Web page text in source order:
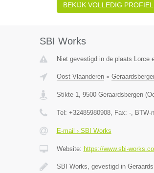
BEKIJK VOLLEDIG PROFIEL
SBI Works
Niet gevestigd in de plaats Lorce
Oost-Vlaanderen»
Stikte 1, 9500 Geraardsbergen(
Tel: +32485980908, Fax: -, BTW-
E-mail › SBI Works
Website: https://www.sbi-
SBI Works, gevestigd in